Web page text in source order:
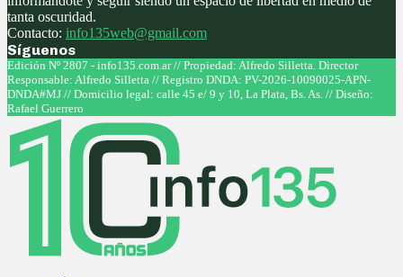
tanta oscuridad.
Contacto: info135web@gmail.com
Síguenos
Facebook
Twitter
Instagram
Youtube
Edición Nº 2807 - info135.com.ar // Propiedad: Alfredo Silletta. Director
Responsable: Alfredo Silletta // Registro DNDA: PV-2026-10090025-APN-
DNDA#MJ // Domicilio legal: calle 45 e/ 9 y 10, La Plata, Bs. As. // Diseño:
Rafael Guerrero